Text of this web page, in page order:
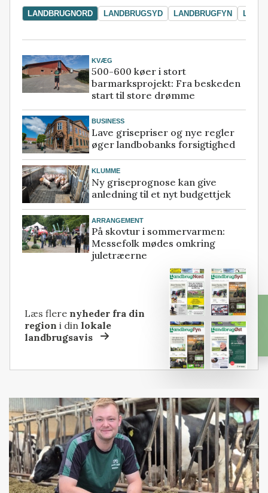
LANDBRUGNORD LANDBRUGSYD LANDBRUGFYN
KVÆG
500-600 køer i stort
barmarksprojekt: Fra beskeden
start til store drømme
BUSINESS
Lave grisepriser og nye regler
øger landbobanks forsigtighed
KLUMME
Ny griseprognose kan give
anledning til et nyt budgettjek
ARRANGEMENT
På skovtur i sommervarmen:
Messefolk mødes omkring
juletræerne
Læs flere nyheder fra din
region i dinlokale
landbrugsavis